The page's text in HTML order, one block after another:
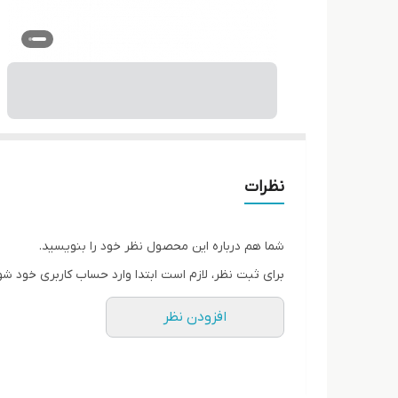
نظرات
شما هم درباره این محصول نظر خود را بنویسید.
برای ثبت نظر، لازم است ابتدا وارد حساب کاربری خود
افزودن نظر